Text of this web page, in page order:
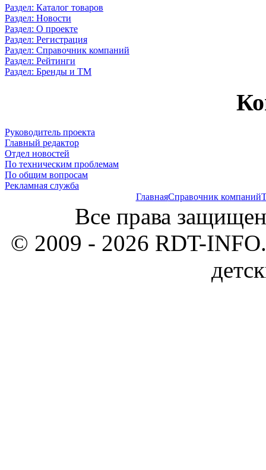
Раздел: Каталог товаров
Раздел: Новости
Раздел: О проекте
Раздел: Регистрация
Раздел: Справочник компаний
Раздел: Рейтинги
Раздел: Бренды и ТМ
Руководитель проекта
Главный редактор
Отдел новостей
По техническим проблемам
По общим вопросам
Рекламная служба
ГлавнаяСправочник компаний
Все права
© 2009 - 2026 RDT-